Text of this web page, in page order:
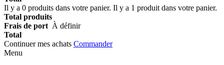
Il y a 0 produits dans votre panier. Il y a 1 produit dans votre panier.
Total produits
Frais de port À définir
Total
Continuer mes achats Commander
Menu